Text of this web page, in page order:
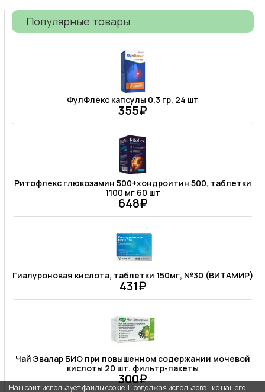
Популярные товары
ФулФлекс капсулы 0,3 гр, 24 шт
355₽
Ритофлекс глюкозамин 500+хондроитин 500, таблетки
1100 мг 60 шт
648₽
Гиалуроновая кислота, таблетки 150мг, №30 (ВИТАМИР)
431₽
Чай Эвалар БИО при повышенном содержании мочевой
кислоты 20 шт. фильтр-пакеты
300₽
Наш сайт использует файлы cookie. Продолжая использование нашего